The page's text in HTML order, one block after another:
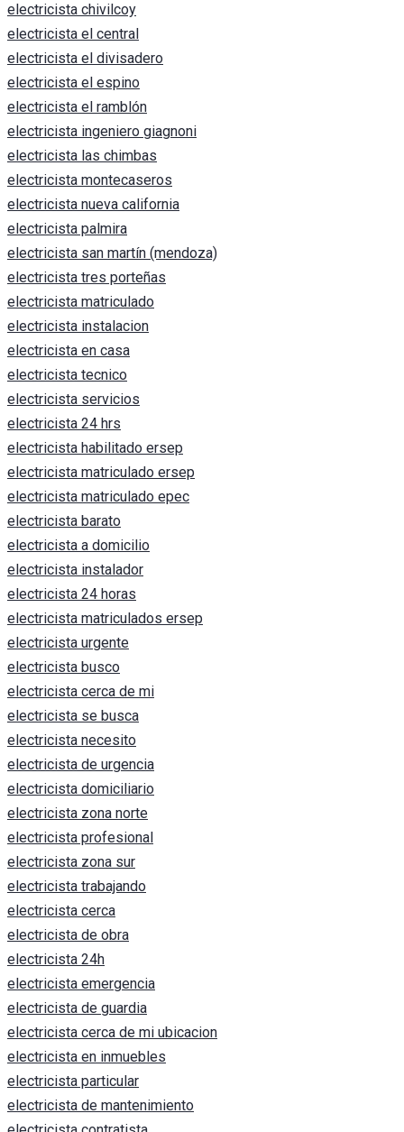
electricista chivilcoy
electricista el central
electricista el divisadero
electricista el espino
electricista el ramblón
electricista ingeniero giagnoni
electricista las chimbas
electricista montecaseros
electricista nueva california
electricista palmira
electricista san martín (mendoza)
electricista tres porteñas
electricista matriculado
electricista instalacion
electricista en casa
electricista tecnico
electricista servicios
electricista 24 hrs
electricista habilitado ersep
electricista matriculado ersep
electricista matriculado epec
electricista barato
electricista a domicilio
electricista instalador
electricista 24 horas
electricista matriculados ersep
electricista urgente
electricista busco
electricista cerca de mi
electricista se busca
electricista necesito
electricista de urgencia
electricista domiciliario
electricista zona norte
electricista profesional
electricista zona sur
electricista trabajando
electricista cerca
electricista de obra
electricista 24h
electricista emergencia
electricista de guardia
electricista cerca de mi ubicacion
electricista en inmuebles
electricista particular
electricista de mantenimiento